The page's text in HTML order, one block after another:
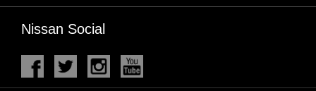
Nissan Social